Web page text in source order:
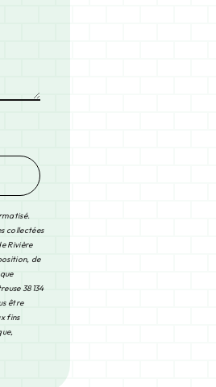
collectées
Rivière
de
38134
être
fins